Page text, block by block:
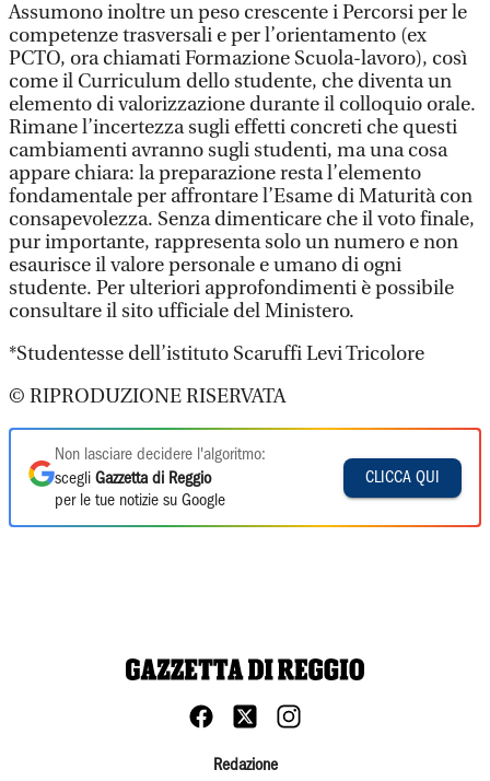
Assumono inoltre un peso crescente i Percorsi per le
competenze trasversali e per l’orientamento (ex
PCTO, ora chiamati Formazione Scuola-lavoro), così
come il Curriculum dello studente, che diventa un
elemento di valorizzazione durante il colloquio orale.
Rimane l’incertezza sugli effetti concreti che questi
cambiamenti avranno sugli studenti, ma una cosa
appare chiara: la preparazione resta l’elemento
fondamentale per affrontare l’Esame di Maturità con
consapevolezza. Senza dimenticare che il voto finale,
pur importante, rappresenta solo un numero e non
esaurisce il valore personale e umano di ogni
studente. Per ulteriori approfondimenti è possibile
consultare il sito ufficiale del Ministero.
*Studentesse dell’istituto Scaruffi Levi Tricolore
© RIPRODUZIONE RISERVATA
Non lasciare decidere l'algoritmo:
scegli Gazzetta di Reggio
per le tue notizie su Google
CLICCA QUI
Redazione